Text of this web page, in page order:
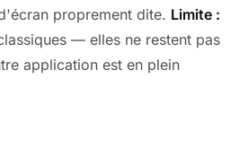
proprement dite. Limite :
— elles ne restent pas
application est en plein